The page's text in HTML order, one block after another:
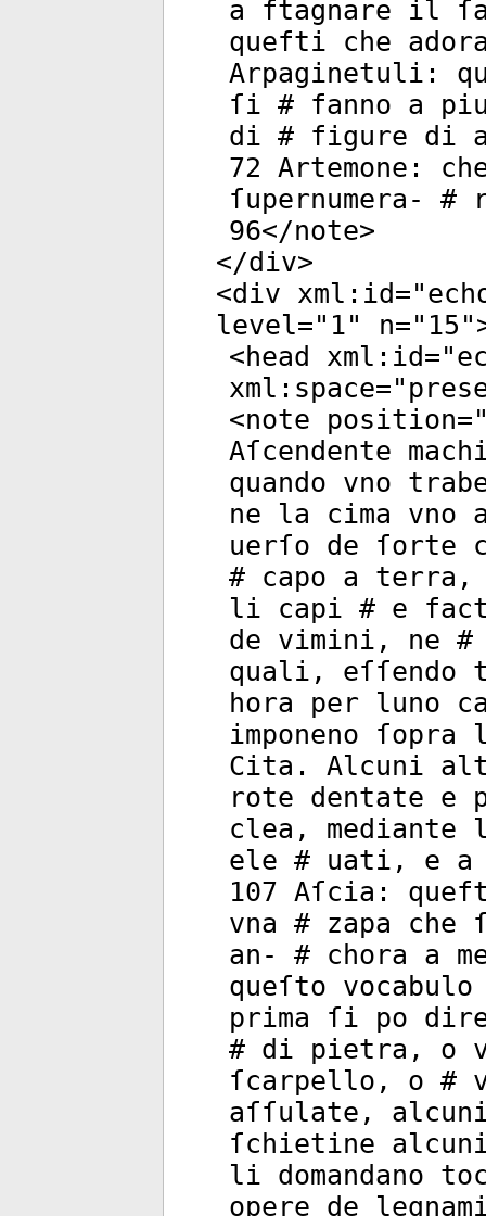
a ftagnare il
quefti che
Arpaginetuli:
ſi # fanno a
di # figure di
72 Artemone:
ſupernumera-
96</note>
</div>
<div xml:id="
level=" 1" n=" 15
<head xml:id="
xml:space="
<note position
Aſcendente
quando vno
ne la cima
uerſo de ſorte
# capo a
li capi # e
de vimini, ne
quali,
hora per luno
imponeno
Cita. Alcuni
rote dentate e
clea,
ele # uati, e a
107 Aſcia:
vna # zapa che
an- # chora a
queſto
prima ſi po
# di pietra, o
ſcarpello, o #
aſſulate,
ſchietine alcuni
li domandano
opere de